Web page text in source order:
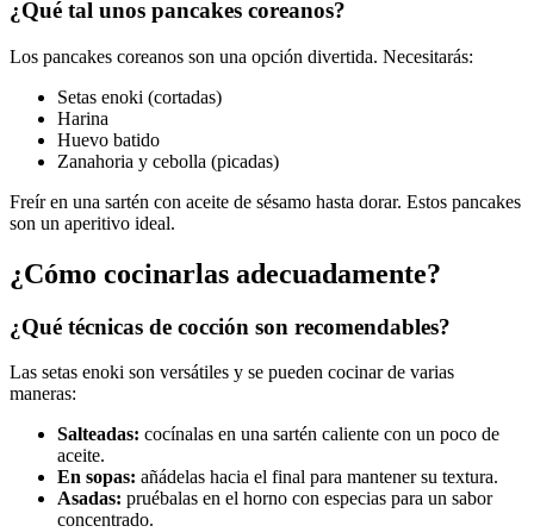
¿Qué tal unos pancakes coreanos?
Los pancakes coreanos son una opción divertida. Necesitarás:
Setas enoki (cortadas)
Harina
Huevo batido
Zanahoria y cebolla (picadas)
Freír en una sartén con aceite de sésamo hasta dorar. Estos pancakes
son un aperitivo ideal.
¿Cómo cocinarlas adecuadamente?
¿Qué técnicas de cocción son recomendables?
Las setas enoki son versátiles y se pueden cocinar de varias
maneras:
Salteadas: cocínalas en una sartén caliente con un poco de
aceite.
En sopas: añádelas hacia el final para mantener su textura.
Asadas: pruébalas en el horno con especias para un sabor
concentrado.